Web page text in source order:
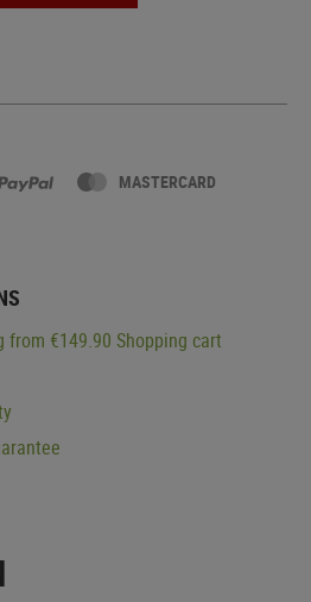
MASTERCARD
from €149.90 Shopping cart